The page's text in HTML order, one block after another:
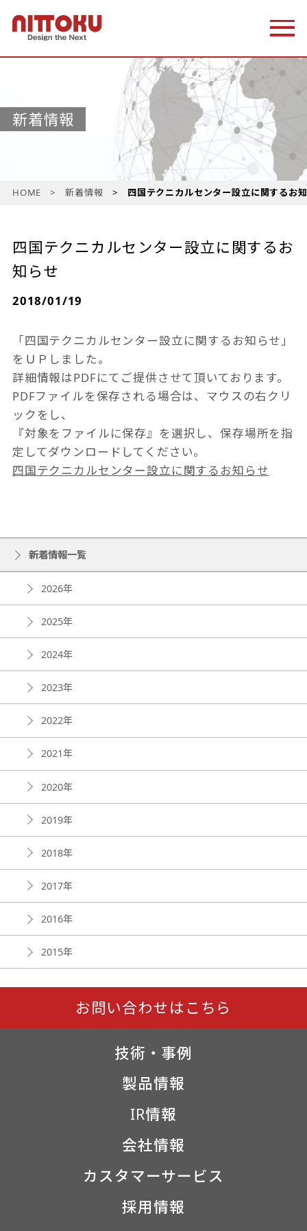
新着情報
HOME 新着情報 四国テクニカルセンター設立に関するお
四国テクニカルセンター設立に関するお
知らせ
2018/01/19
「四国テクニカルセンター設立に関するお知らせ」
をＵＰしました。
詳細情報はPDFにてご提供させて頂いております。
PDFファイルを保存される場合は、マウスの右クリ
ックをし、
『対象をファイルに保存』を選択し、保存場所を指
定してダウンロードしてください。
四国テクニカルセンター設立に関するお知らせ
新着情報一覧
2026年
2025年
2024年
2023年
2022年
2021年
2020年
2019年
2018年
2017年
2016年
2015年
お問い合わせはこちら
技術・事例
製品情報
IR情報
会社情報
カスタマーサービス
採用情報